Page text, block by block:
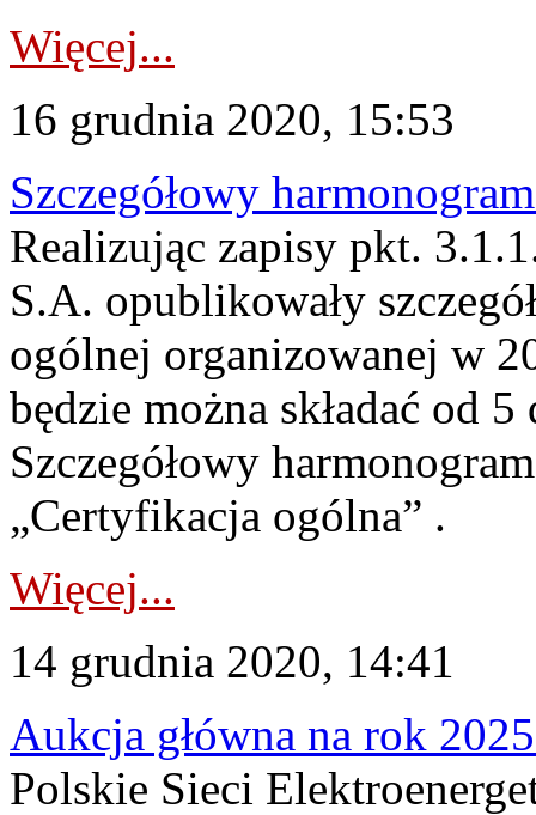
Więcej...
16 grudnia 2020, 15:53
Szczegółowy
Realizując zapisy pkt.
S.A. opublikowały
ogólnej organizowanej w
będzie można składać od
Szczegółowy
„Certyfikacja ogólna” .
Więcej...
14 grudnia 2020, 14:41
Aukcja główna na rok
Polskie Sieci